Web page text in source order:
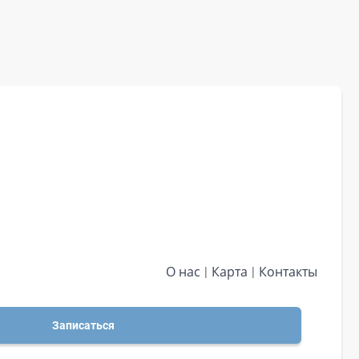
О нас Карта Контакты
Записаться